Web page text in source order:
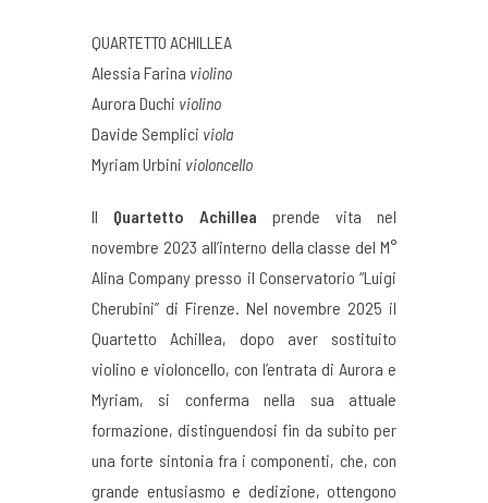
QUARTETTO ACHILLEA
Alessia Farina violino
Aurora Duchi violino
Davide Semplici viola
Myriam Urbini violoncello
Il Quartetto Achillea prende vita nel
novembre 2023 all’interno della classe del M°
Alina Company presso il Conservatorio “Luigi
Cherubini” di Firenze. Nel novembre 2025 il
Quartetto Achillea, dopo aver sostituito
violino e violoncello, con l’entrata di Aurora e
Myriam, si conferma nella sua attuale
formazione, distinguendosi fin da subito per
una forte sintonia fra i componenti, che, con
grande entusiasmo e dedizione, ottengono